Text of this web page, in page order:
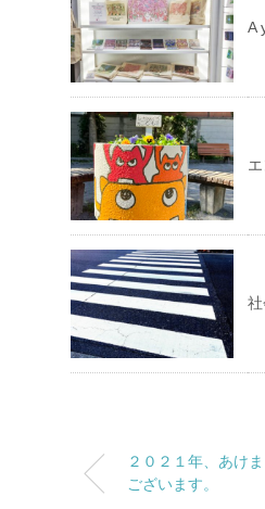
A
社
２０２１年、あけ
ございます。